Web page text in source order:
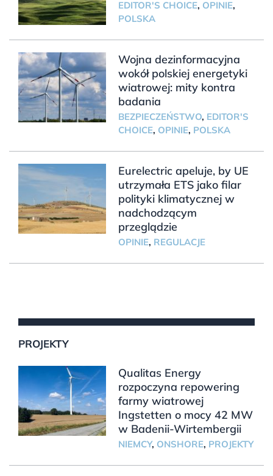
EDITOR'S CHOICE, OPINIE,
POLSKA
Wojna dezinformacyjna
wokół polskiej energetyki
wiatrowej: mity kontra
badania
BEZPIECZEŃSTWO, EDITOR'S
CHOICE, OPINIE, POLSKA
Eurelectric apeluje, by UE
utrzymała ETS jako filar
polityki klimatycznej w
nadchodzącym
przeglądzie
OPINIE, REGULACJE
PROJEKTY
Qualitas Energy
rozpoczyna repowering
farmy wiatrowej
Ingstetten o mocy 42 MW
w Badenii-Wirtembergii
NIEMCY, ONSHORE, PROJEKTY